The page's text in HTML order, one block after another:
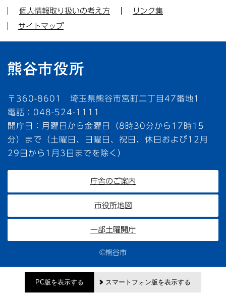
個人情報取り扱いの考え方
リンク集
サイトマップ
〒360-8601 埼玉県熊谷市宮町二丁目47番地1
電話：048-524-1111
開庁日：月曜日から金曜日（8時30分から17時15
分）まで（土曜日、日曜日、祝日、休日および12月
29日から1月3日までを除く）
庁舎のご案内
市役所地図
一部土曜開庁
©熊谷市
PC版を表示する スマートフォン版を表示する